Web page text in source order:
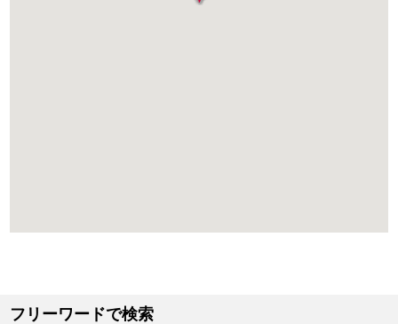
フリーワードで検索